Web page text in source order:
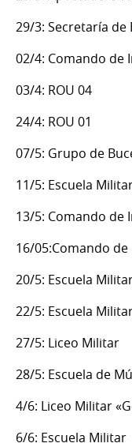
29/3: Secretaría de
02/4: Comando de
03/4: ROU 04
24/4: ROU 01
07/5: Grupo de
11/5: Escuela
13/5: Comando de
16/05:Comando
20/5: Escuela
22/5: Escuela
27/5: Liceo Militar
28/5: Escuela de
4/6: Liceo Militar
6/6: Escuela Militar